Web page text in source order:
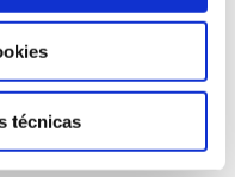
técnicas